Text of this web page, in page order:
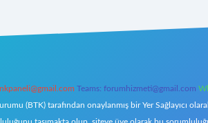
Teams: forumhizmeti@gmail.com
(BTK) tarafından onaylanmış bir Yer Sağlayıcı